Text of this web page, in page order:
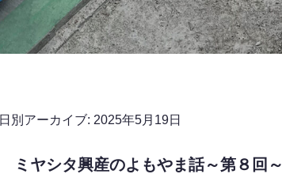
日別アーカイブ: 2025年5月19日
ミヤシタ興産のよもやま話～第８回～